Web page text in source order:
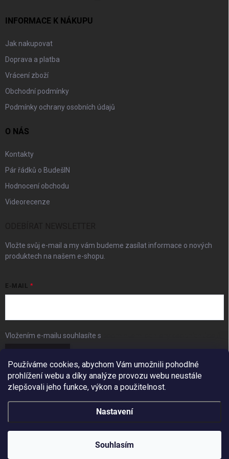
Používáme cookies, abychom Vám umožnili pohodlné
prohlížení webu a díky analýze provozu webu neustále
zlepšovali jeho funkce, výkon a použitelnost.
Nastavení
Souhlasím
INFORMACE K NÁKUPU
Jak nakupovat
Doprava a platba
Vrácení zboží
Obchodní podmínky
Podmínky ochrany osobních údajů
O NÁS
Kontakty
Pár řádků o BudešIN
Hodnocení obchodu
Videorecenze
Vložte svůj e-mail a my vám budeme zasílat informace o nových
produktech na našem e-shopu.
E-MAIL
Vložením e-mailu souhlasíte s
FACEBOOK
Copyright 2026BudešIN. Všechna práva vyhrazena.
Redesign by Filipesmedia 🧡